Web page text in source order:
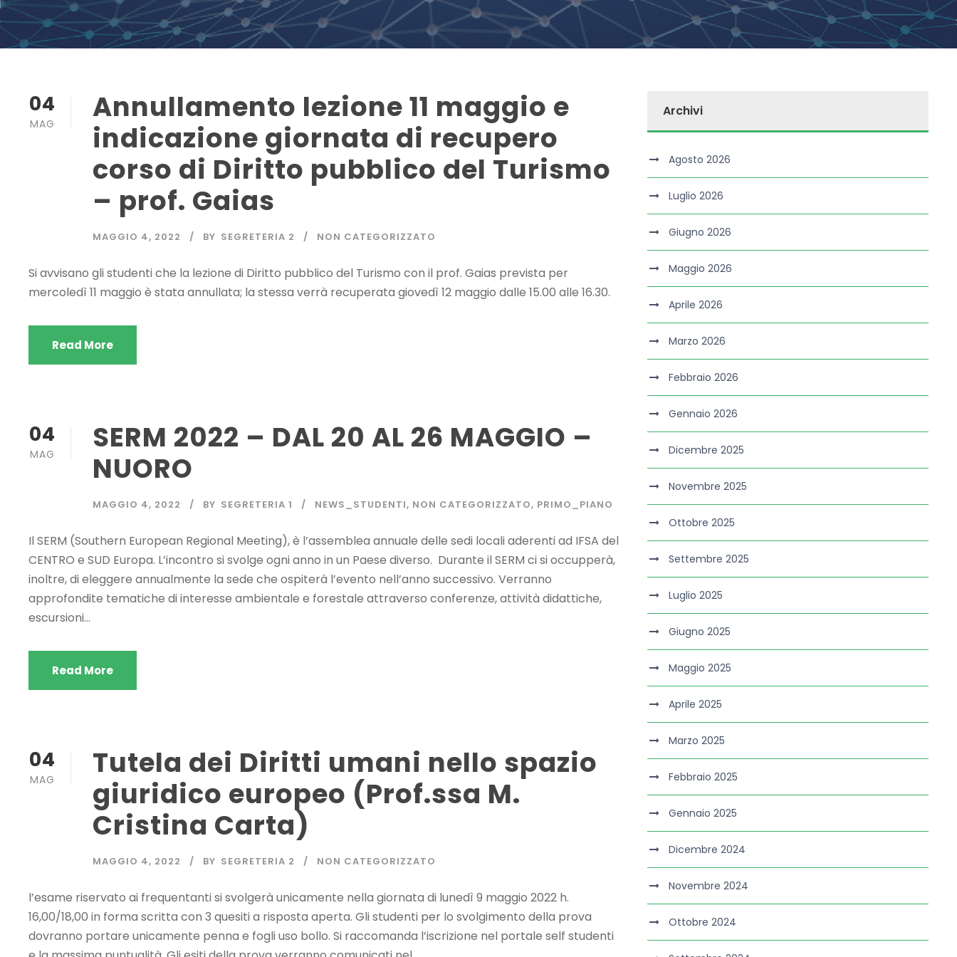
04
MAG
Annullamento lezione 11 maggio e
indicazione giornata di recupero
corso di Diritto pubblico del Turismo
– prof. Gaias
MAGGIO 4, 2022 BY SEGRETERIA 2 NON CATEGORIZZATO
Si avvisano gli studenti che la lezione di Diritto pubblico del Turismo con il prof. Gaias prevista per
mercoledì 11 maggio è stata annullata; la stessa verrà recuperata giovedì 12 maggio dalle 15.00 alle 16.30.
Read More
04
MAG
SERM 2022 – DAL 20 AL 26 MAGGIO –
NUORO
MAGGIO 4, 2022 BY SEGRETERIA 1 NEWS_STUDENTI, NON CATEGORIZZATO, PRIMO_PIANO
Il SERM (Southern European Regional Meeting), è l’assemblea annuale delle sedi locali aderenti ad IFSA del
CENTRO e SUD Europa. L’incontro si svolge ogni anno in un Paese diverso. ​Durante il SERM ci si occupperà,
inoltre, di eleggere annualmente la sede che ospiterà l’evento nell’anno successivo. ​Verranno
approfondite tematiche di interesse ambientale e forestale attraverso conferenze, attività didattiche,
escursioni...
Read More
04
MAG
Tutela dei Diritti umani nello spazio
giuridico europeo (Prof.ssa M.
Cristina Carta)
MAGGIO 4, 2022 BY SEGRETERIA 2 NON CATEGORIZZATO
l’esame riservato ai frequentanti si svolgerà unicamente nella giornata di lunedì 9 maggio 2022 h.
16,00/18,00 in forma scritta con 3 quesiti a risposta aperta. Gli studenti per lo svolgimento della prova
dovranno portare unicamente penna e fogli uso bollo. Si raccomanda l’iscrizione nel portale self studenti
Archivi
Agosto 2026
Luglio 2026
Giugno 2026
Maggio 2026
Aprile 2026
Marzo 2026
Febbraio 2026
Gennaio 2026
Dicembre 2025
Novembre 2025
Ottobre 2025
Settembre 2025
Luglio 2025
Giugno 2025
Maggio 2025
Aprile 2025
Marzo 2025
Febbraio 2025
Gennaio 2025
Dicembre 2024
Novembre 2024
Ottobre 2024